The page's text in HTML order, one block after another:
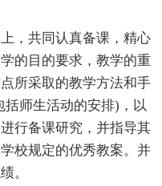
，共同认真备课，精心
的目的要求，教学的重
所采取的教学方法和手
师生活动的安排)，以
行备课研究，并指导其
校规定的优秀教案。并
。